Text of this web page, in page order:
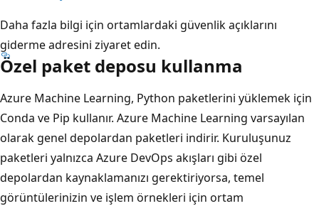
Daha fazla bilgi için ortamlardaki güvenlik açıklarını
giderme adresini ziyaret edin.
Özel paket deposu kullanma
Azure Machine Learning, Python paketlerini yüklemek için
Conda ve Pip kullanır. Azure Machine Learning varsayılan
olarak genel depolardan paketleri indirir. Kuruluşunuz
paketleri yalnızca Azure DevOps akışları gibi özel
depolardan kaynaklamanızı gerektiriyorsa, temel
görüntülerinizin ve işlem örnekleri için ortam